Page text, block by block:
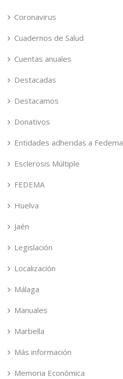
Coronavirus
Cuadernos de Salud
Cuentas anuales
Destacadas
Destacamos
Donativos
Entidades adheridas a Fedema
Esclerosis Múltiple
FEDEMA
Huelva
Jaén
Legislación
Localización
Málaga
Manuales
Marbella
Más información
Memoria Económica